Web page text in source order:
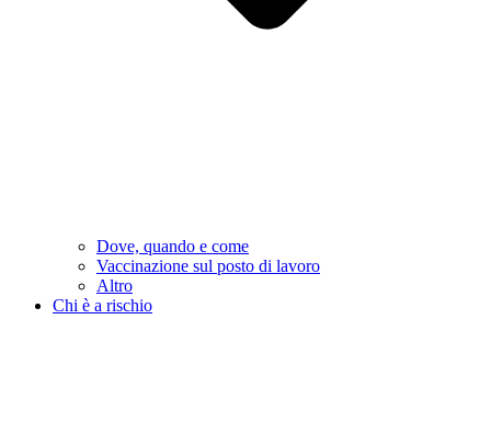
Dove, quando e come
Vaccinazione sul posto di lavoro
Altro
Chi è a rischio